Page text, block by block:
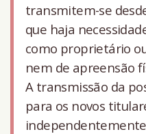
transmitem-se
que haja
como proprietário
nem de apreensão
A transmissão da
para os novos